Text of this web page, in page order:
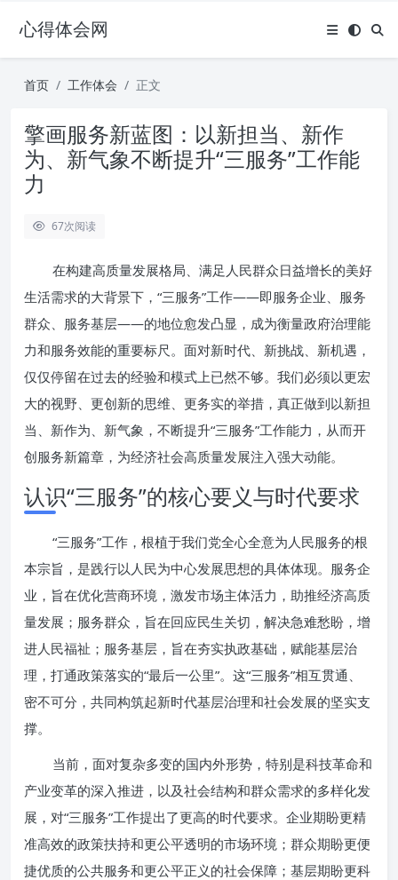
心得体会网
首页 工作体会 正文
擎画服务新蓝图：以新担当、新作
为、新气象不断提升“三服务”工作能
力
67次阅读
在构建高质量发展格局、满足人民群众日益增长的美好
生活需求的大背景下，“三服务”工作——即服务企业、服务
群众、服务基层——的地位愈发凸显，成为衡量政府治理能
力和服务效能的重要标尺。面对新时代、新挑战、新机遇，
仅仅停留在过去的经验和模式上已然不够。我们必须以更宏
大的视野、更创新的思维、更务实的举措，真正做到以新担
当、新作为、新气象，不断提升“三服务”工作能力，从而开
创服务新篇章，为经济社会高质量发展注入强大动能。
认识“三服务”的核心要义与时代要求
“三服务”工作，根植于我们党全心全意为人民服务的根
本宗旨，是践行以人民为中心发展思想的具体体现。服务企
业，旨在优化营商环境，激发市场主体活力，助推经济高质
量发展；服务群众，旨在回应民生关切，解决急难愁盼，增
进人民福祉；服务基层，旨在夯实执政基础，赋能基层治
理，打通政策落实的“最后一公里”。这“三服务”相互贯通、
密不可分，共同构筑起新时代基层治理和社会发展的坚实支
撑。
当前，面对复杂多变的国内外形势，特别是科技革命和
产业变革的深入推进，以及社会结构和群众需求的多样化发
展，对“三服务”工作提出了更高的时代要求。企业期盼更精
准高效的政策扶持和更公平透明的市场环境；群众期盼更便
捷优质的公共服务和更公平正义的社会保障；基层期盼更科